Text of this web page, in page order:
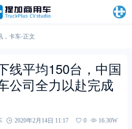
， 卡车-正文
线平均150台，中国
公司全力以赴完成
2020年2月14日 11:17 0
16.30W